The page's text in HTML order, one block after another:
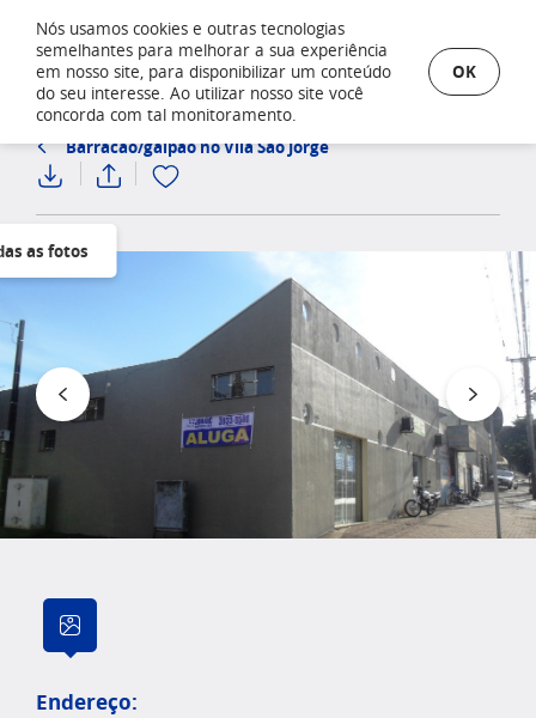
Barracão/galpão no Vila Sao Jorge
as fotos
Endereço:
Nós usamos cookies e outras tecnologias
semelhantes para melhorar a sua experiência
em nosso site, para disponibilizar um conteúdo
do seu interesse. Ao utilizar nosso site você
concorda com tal monitoramento.
OK